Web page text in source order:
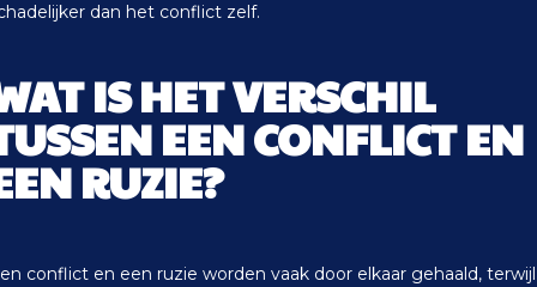
dan het conflict zelf.
IS HET VERSCHIL
EEN CONFLICT EN
RUZIE?
conflict en een ruzie worden vaak door elkaar gehaald, terwijl